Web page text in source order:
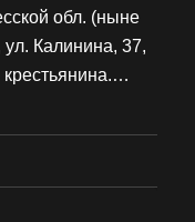
обл. (ныне
ул. Калинина, 37,